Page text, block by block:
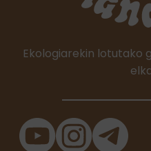
Ekologiarekin lotutako